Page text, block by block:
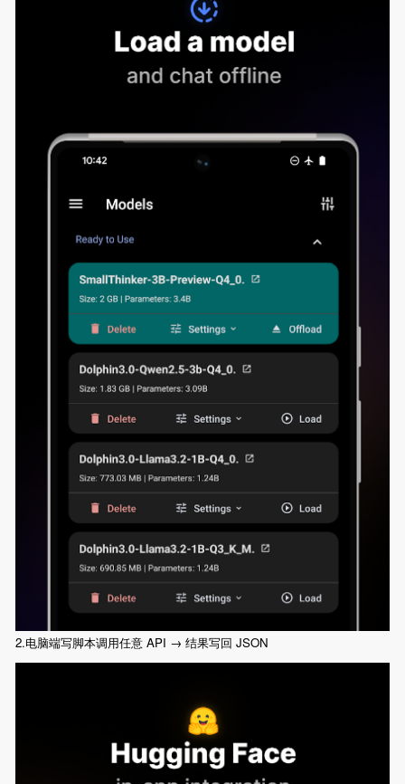
2.电脑端写脚本调用任意 API → 结果写回 JSON